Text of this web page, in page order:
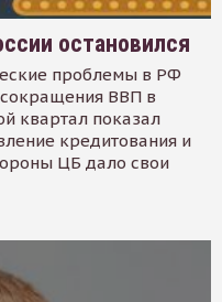
остановился
проблемы в РФ
сокращения ВВП в
квартал показал
кредитования и
ЦБ дало свои